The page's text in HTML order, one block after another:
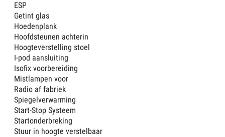
ESP
Getint glas
Hoedenplank
Hoofdsteunen achterin
Hoogteverstelling stoel
I-pod aansluiting
Isofix voorbereiding
Mistlampen voor
Radio af fabriek
Spiegelverwarming
Start-Stop Systeem
Startonderbreking
Stuur in hoogte verstelbaar